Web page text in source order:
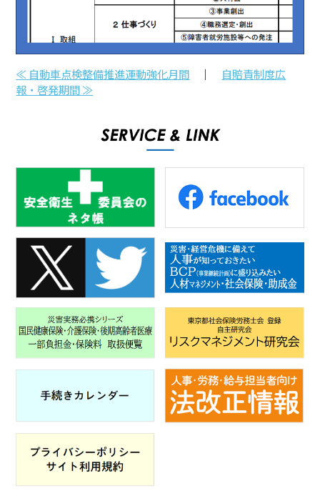
≪ 自動車点検整備推進運動強化月間 ｜ 自賠責制度広
報・啓発期間 ≫